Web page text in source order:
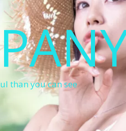
than you can see